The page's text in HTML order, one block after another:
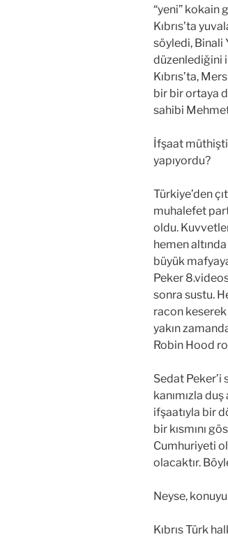
“yeni” kokain
Kıbrıs’ta
söyledi, Binali
düzenlediğini
Kıbrıs’ta,
bir bir ortaya
sahibi Mehmet
İfşaat
yapıyordu?
Türkiye’den
muhalefet
oldu.
hemen altında
büyük
Peker
sonra sustu.
racon
yakın
Robin Hood
Sedat Peker’i
kanımızla
ifşaatıyla bir
bir kısmını
Cumhuriyeti
olacaktır.
Neyse,
Kıbrıs Türk